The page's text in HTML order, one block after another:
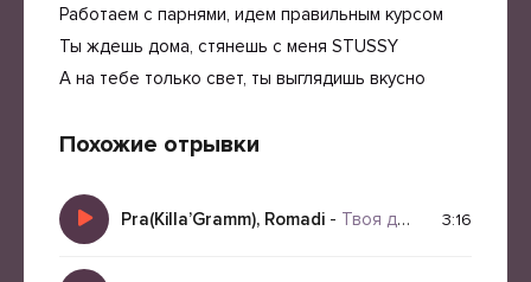
Работаем с парнями, идем правильным курсом
Ты ждешь дома, стянешь с меня STUSSY
А на тебе только свет, ты выглядишь вкусно
Похожие отрывки
Pra(Killa’Gramm), Romadi - Твоя девочка 3:16